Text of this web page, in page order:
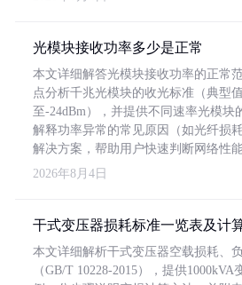
光模块接收功率多少是正常
本文详细解答光模块接收功率的正常
点分析千兆光模块的收光标准（典型
至-24dBm），并提供不同速率光模块
解释功率异常的常见原因（如光纤损
解决方案，帮助用户快速判断网络性能
2026年8月4日
干式变压器损耗标准一览表及计
本文详细解析干式变压器空载损耗、
（GB/T 10228-2015），提供